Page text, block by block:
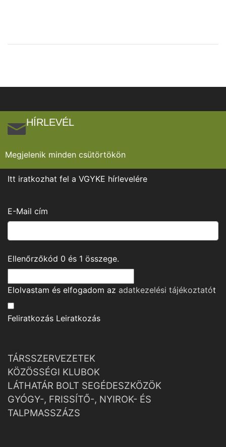
HÍRLEVÉL
Megjelenik minden csütörtökön
Itt iratkozhat fel a VGYKE hírlevelére
E-Mail cím
Ellenőrzőkód 0 és 1 összege.
Elolvastam és elfogadom az adatkezelési tájékoztatót
Feliratkozás Leiratkozás
TÁRSSZERVEZETEK
KÖZÖSSÉGI KLUBOK
LÁTHATÁR BOLT SEGÉDESZKÖZÖK
GYÓGY-, FRISSÍTŐ-, NYIROK- ÉS
TALPMASSZÁZS